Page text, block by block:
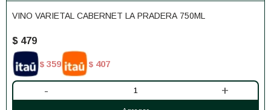
VINO VARIETAL CABERNET LA PRADERA 750ML
$ 479
$ 359 $ 407
- +